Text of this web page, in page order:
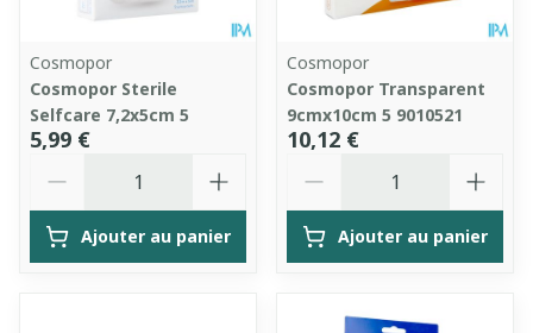
Cosmopor
Cosmopor Sterile
Selfcare 7,2x5cm 5
5,99 €
Ajouter au panier
Cosmopor
Cosmopor Transparent
9cmx10cm 5 9010521
10,12 €
Ajouter au panier